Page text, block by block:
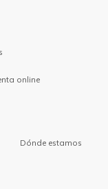
online
Dónde estamos